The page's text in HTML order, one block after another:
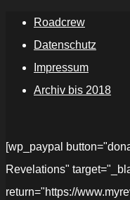
Roadcrew
Datenschutz
Impressum
Archiv bis 2018
[wp_paypal
Revelations"
return="https://